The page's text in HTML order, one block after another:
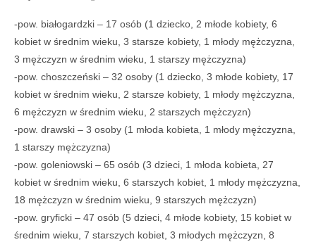
-pow. białogardzki – 17 osób (1 dziecko, 2 młode kobiety, 6
kobiet w średnim wieku, 3 starsze kobiety, 1 młody mężczyzna,
3 mężczyzn w średnim wieku, 1 starszy mężczyzna)
-pow. choszczeński – 32 osoby (1 dziecko, 3 młode kobiety, 17
kobiet w średnim wieku, 2 starsze kobiety, 1 młody mężczyzna,
6 mężczyzn w średnim wieku, 2 starszych mężczyzn)
-pow. drawski – 3 osoby (1 młoda kobieta, 1 młody mężczyzna,
1 starszy mężczyzna)
-pow. goleniowski – 65 osób (3 dzieci, 1 młoda kobieta, 27
kobiet w średnim wieku, 6 starszych kobiet, 1 młody mężczyzna,
18 mężczyzn w średnim wieku, 9 starszych mężczyzn)
-pow. gryficki – 47 osób (5 dzieci, 4 młode kobiety, 15 kobiet w
średnim wieku, 7 starszych kobiet, 3 młodych mężczyzn, 8